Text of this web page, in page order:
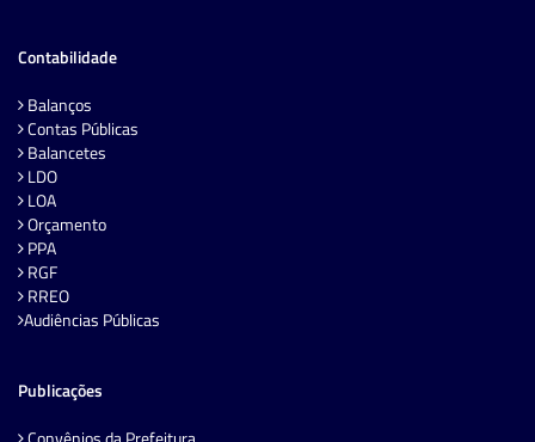
Contabilidade
Balanços
Contas Públicas
Balancetes
LDO
LOA
Orçamento
PPA
RGF
RREO
Audiências Públicas
Publicações